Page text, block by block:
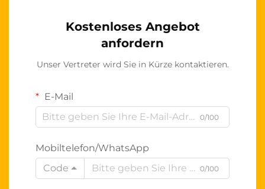
Kostenloses Angebot
anfordern
Unser Vertreter wird Sie in Kürze kontaktieren.
E-Mail
0/100
Mobiltelefon/WhatsApp
Code
0/100